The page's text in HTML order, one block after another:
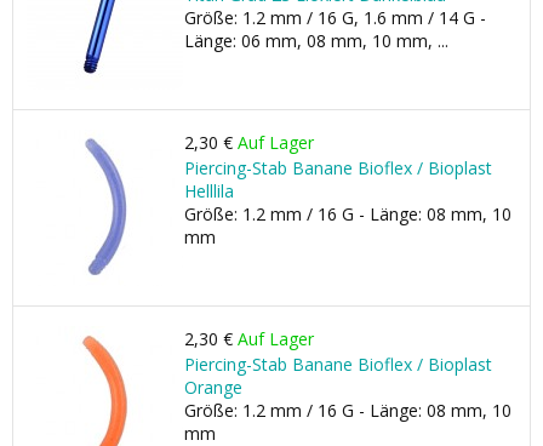
Größe: 1.2 mm / 16 G, 1.6 mm / 14 G -
Länge: 06 mm, 08 mm, 10 mm, ...
2,30 € Auf Lager
Piercing-Stab Banane Bioflex / Bioplast
Helllila
Größe: 1.2 mm / 16 G - Länge: 08 mm, 10
mm
2,30 € Auf Lager
Piercing-Stab Banane Bioflex / Bioplast
Orange
Größe: 1.2 mm / 16 G - Länge: 08 mm, 10
mm